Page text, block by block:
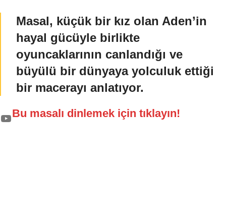
Masal, küçük bir kız olan Aden’in
hayal gücüyle birlikte
oyuncaklarının canlandığı ve
büyülü bir dünyaya yolculuk ettiği
bir macerayı anlatıyor.
Bu masalı dinlemek için tıklayın!